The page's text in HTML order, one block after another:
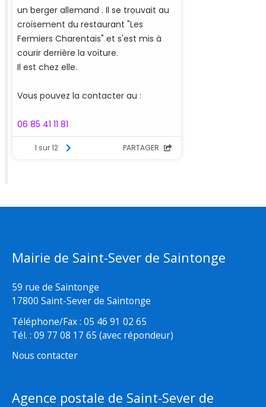
Mairie de Saint-Sever de Saintonge
59 rue de Saintonge
17800 Saint-Sever de Saintonge
Téléphone/Fax : 05 46 91 02 65
Tél. : 09 77 08 17 65 (avec répondeur)
Nous contacter
Agence postale de Saint-Sever de